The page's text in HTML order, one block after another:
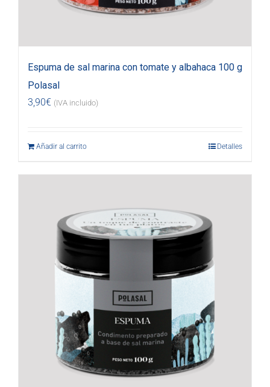
Espuma de sal marina con tomate y albahaca 100 g
Polasal
3,90€ (IVA incluido)
Añadir al carrito Detalles